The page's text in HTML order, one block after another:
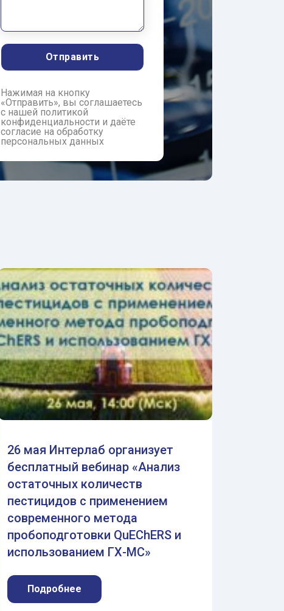
​Нажимая на кнопку
«Отправить», вы соглашаетесь
с нашей политикой
конфиденциальности и даёте
согласие на обработку
персональных данных
26 мая Интерлаб организует
бесплатный вебинар «Анализ
остаточных количеств
пестицидов с применением
современного метода
пробоподготовки QuEChERS и
использованием ГХ-МС»
Подробнее